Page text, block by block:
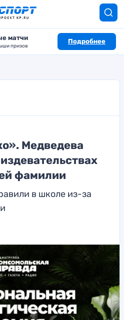
матчи
призов
Подробнее
Медведева
фамилии
в школе из-за